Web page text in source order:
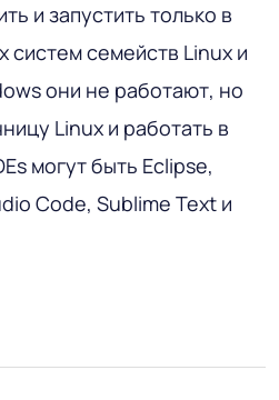
и запустить только в
систем семейств Linux и
они не работают, но
Linux и работать в
могут быть Eclipse,
Code, Sublime Text и